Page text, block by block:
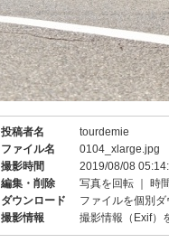
投稿者名
tourdemie
ファイル名
0104_xlarge.jpg
撮影時間
2019/08/08
編集・削除
写真を回転 時
ダウンロード
ファイルを個別
撮影情報
撮影情報（Exif）